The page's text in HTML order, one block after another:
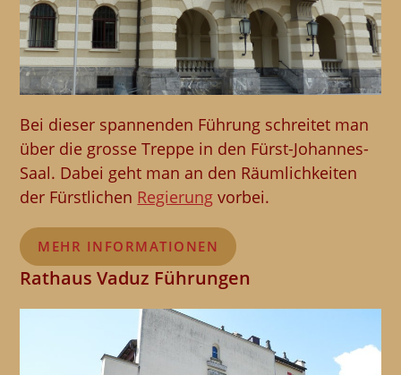
Bei dieser spannenden Führung schreitet man
über die grosse Treppe in den Fürst-Johannes-
Saal. Dabei geht man an den Räumlichkeiten
der Fürstlichen Regierung vorbei.
MEHR INFORMATIONEN
Rathaus Vaduz Führungen